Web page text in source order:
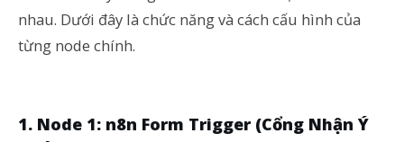
nhau. Dưới đây là chức năng và cách cấu hình của
từng node chính.
1. Node 1: n8n Form Trigger (Cổng Nhận Ý